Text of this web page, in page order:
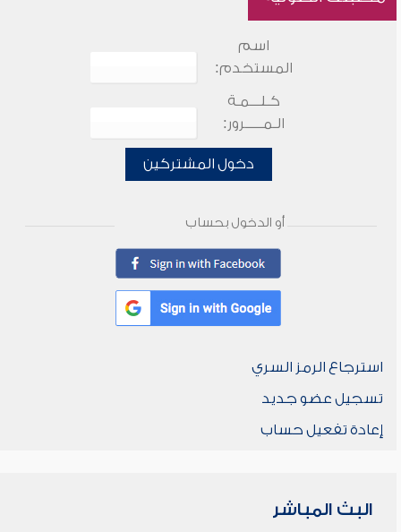
اسم
المستخدم:
كـلـــمـة
الـمـــــرور:
دخول المشتركين
أو الدخول بحساب
استرجاع الرمز السري
تسجيل عضو جديد
إعادة تفعيل حساب
البث المباشر